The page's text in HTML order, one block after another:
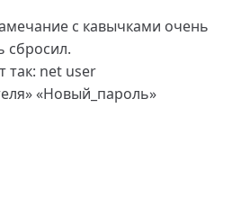
с кавычками очень
сбросил.
так: net user
«Новый_пароль»